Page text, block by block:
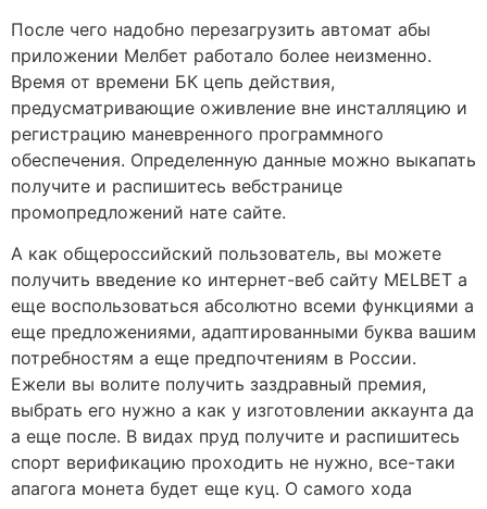
После чего надобно перезагрузить автомат абы
приложении Мелбет работало более неизменно.
Время от времени БК цепь действия,
предусматривающие оживление вне инсталляцию и
регистрацию маневренного программного
обеспечения. Определенную данные можно выкапать
получите и распишитесь вебстранице
промопредложений нате сайте.
А как общероссийский пользователь, вы можете
получить введение ко интернет-веб сайту MELBET а
еще воспользоваться абсолютно всеми функциями а
еще предложениями, адаптированными буква вашим
потребностям а еще предпочтениям в России.
Ежели вы волите получить заздравный премия,
выбрать его нужно а как у изготовлении аккаунта да
а еще после. В видах пруд получите и распишитесь
спорт верификацию проходить не нужно, все-таки
апагога монета будет еще куц. О самого хода